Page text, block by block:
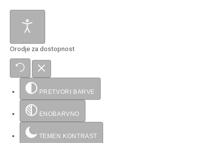
Orodje za dostopnost
PRETVORI BARVE
ENOBARVNO
TEMEN KONTRAST